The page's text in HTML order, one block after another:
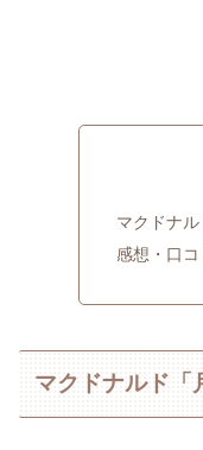
マクドナ
感想・口
マクドナルド「